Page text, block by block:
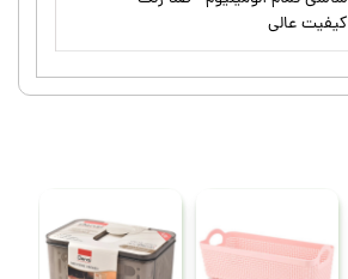
کیفیت عالی